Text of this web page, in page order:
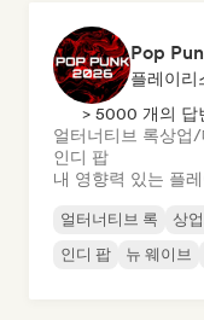
Pop
플레이리
> 5000 개의 답
얼터너티브 록상업/
인디 팝
내 영향력 있는 플
얼터너티브 록 상
인디 팝
뉴 웨이브